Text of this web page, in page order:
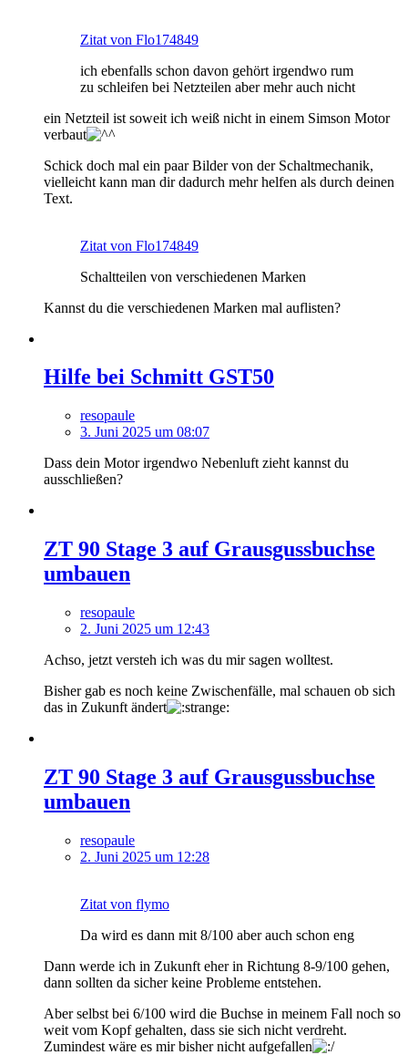
Zitat von Flo174849
ich ebenfalls schon davon gehört irgendwo rum
zu schleifen bei Netzteilen aber mehr auch nicht
ein Netzteil ist soweit ich weiß nicht in einem Simson Motor
verbaut
Schick doch mal ein paar Bilder von der Schaltmechanik,
vielleicht kann man dir dadurch mehr helfen als durch deinen
Text.
Zitat von Flo174849
Schaltteilen von verschiedenen Marken
Kannst du die verschiedenen Marken mal auflisten?
Hilfe bei Schmitt GST50
resopaule
3. Juni 2025 um 08:07
Dass dein Motor irgendwo Nebenluft zieht kannst du
ausschließen?
ZT 90 Stage 3 auf Grausgussbuchse
umbauen
resopaule
2. Juni 2025 um 12:43
Achso, jetzt versteh ich was du mir sagen wolltest.
Bisher gab es noch keine Zwischenfälle, mal schauen ob sich
das in Zukunft ändert
ZT 90 Stage 3 auf Grausgussbuchse
umbauen
resopaule
2. Juni 2025 um 12:28
Zitat von flymo
Da wird es dann mit 8/100 aber auch schon eng
Dann werde ich in Zukunft eher in Richtung 8-9/100 gehen,
dann sollten da sicher keine Probleme entstehen.
Aber selbst bei 6/100 wird die Buchse in meinem Fall noch so
weit vom Kopf gehalten, dass sie sich nicht verdreht.
Zumindest wäre es mir bisher nicht aufgefallen